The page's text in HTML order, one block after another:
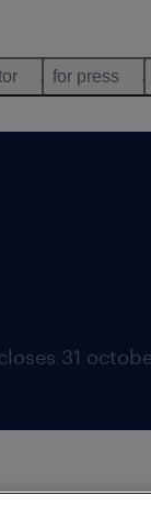
for press
31